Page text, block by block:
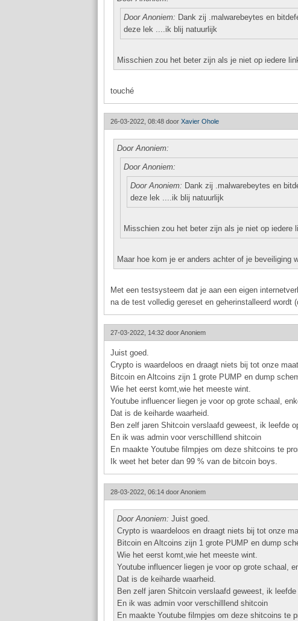
Door Anoniem: Dank zij .malwarebeytes en
deze lek ....ik blij natuurlijk
Misschien zou het beter zijn als je niet op iedere
touché
26-03-2022, 08:48 door Xavier Ohole
Door Anoniem:
Door Anoniem:
Door Anoniem: Dank zij .malwarebeytes en
deze lek ....ik blij natuurlijk
Misschien zou het beter zijn als je niet op iedere
Maar hoe kom je er anders achter of je beveiliging
Met een testsysteem dat je aan een eigen
na de test volledig gereset en geherinstalleerd wordt
27-03-2022, 14:32 doorAnoniem
Juist goed.
Crypto is waardeloos en draagt niets bij tot onze
Bitcoin en Altcoins zijn 1 grote PUMP en dump
Wie het eerst komt,wie het meeste wint.
Youtube influencer liegen je voor op grote schaal,
Dat is de keiharde waarheid.
Ben zelf jaren Shitcoin verslaafd geweest, ik leefde
En ik was admin voor verschilllend shitcoin
En maakte Youtube filmpjes om deze shitcoins te
Ik weet het beter dan 99 % van de bitcoin boys.
28-03-2022, 06:14 doorAnoniem
Door Anoniem: Juist goed.
Crypto is waardeloos en draagt niets bij tot onze
Bitcoin en Altcoins zijn 1 grote PUMP en dump
Wie het eerst komt,wie het meeste wint.
Youtube influencer liegen je voor op grote schaal,
Dat is de keiharde waarheid.
Ben zelf jaren Shitcoin verslaafd geweest, ik leefde
En ik was admin voor verschilllend shitcoin
En maakte Youtube filmpjes om deze shitcoins te